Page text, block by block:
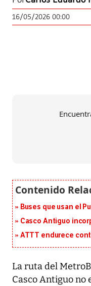
16/05/2026 00:00
Buses que usan el
Casco Antiguo
ATTT endurece
La ruta del
Casco Antiguo no